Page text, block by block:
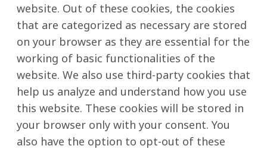
website. Out of these cookies, the cookies
that are categorized as necessary are stored
on your browser as they are essential for the
working of basic functionalities of the
website. We also use third-party cookies that
help us analyze and understand how you use
this website. These cookies will be stored in
your browser only with your consent. You
also have the option to opt-out of these